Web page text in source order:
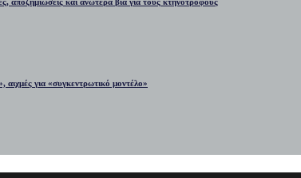
για «συγκεντρωτικό μοντέλο»